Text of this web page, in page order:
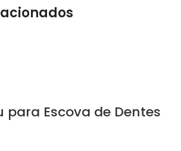
para Escova de Dentes